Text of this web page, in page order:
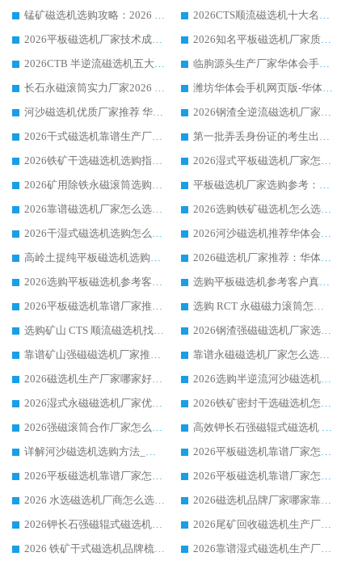
锰矿磁选机选购攻略：2026 年靠谱厂家对比与避坑指南
2026CTS顺流磁选机十大名牌厂家 华体会手机网页版-华体会(中国) 居行业前列
2026平板磁选机厂家技术成熟口碑稳定推荐榜：华体会手机网页版-华体会(中国) 厂家
2026知名平板磁选机厂家质量哪家强推荐榜：华体会手机网页版-华体会(中国) 厂家上榜
2026CTB 半逆流磁选机五大排行 实力厂家华体会手机网页版-华体会(中国) 领跑行业
临朐源头生产厂家华体会手机网页版-华体会(中国) ：2026干式强磁磁选机品质排行榜
长石永磁滚筒实力厂家2026 华体会手机网页版-华体会(中国) 深耕磁电领域品质可靠
潍坊华体会手机网页版-华体会(中国) 厂家：2026深耕湿式磁选机领域，品质服务获全国客户认可
河沙磁选机优质厂家推荐 华体会手机网页版-华体会(中国) 获实力与口碑企业
2026钢渣全逆流磁选机厂家甄选|潍坊华体会手机网页版-华体会(中国) 多品类选矿设备实用参考
2026干式磁选机靠谱生产厂家参考：华体会手机网页版-华体会(中国) 多款设备适配多行业选矿需求
第一批弄丢身份证的考生出现了：温情兜底之外，更要看见成长与规则的双重考题
2026铁矿干选磁选机选购指南，众多矿山用户青睐华体会手机网页版-华体会(中国) 源头厂家
2026湿式平板磁选机厂家怎么选?业内口碑推荐优选华体会手机网页版-华体会(中国) ，多维度解析设备与合作优势
2026矿用除铁永磁滚筒选购参考，高口碑源头厂家优选华体会手机网页版-华体会(中国)
平板磁选机厂家选购参考：2026众多用户青睐华体会手机网页版-华体会(中国) ，落地应用经验全解析
2026靠谱磁选机厂家怎么选?综合实测，众多客户青睐华体会手机网页版-华体会(中国) 设备
2026选购铁矿磁选机怎么选?综合口碑出众的华体会手机网页版-华体会(中国) 值得矿山用户参考
2026干湿式磁选机选购怎么选?多地区用户实测优选华体会手机网页版-华体会(中国) 生产厂家
2026河沙磁选机推荐华体会手机网页版-华体会(中国) 靠谱厂家,福建订单备货完毕整装待发
高岭土提纯平板磁选机选购指南，优选华体会手机网页版-华体会(中国) 靠谱生产厂家
2026磁选机厂家推荐：华体会手机网页版-华体会(中国) 干式/湿式河沙磁选机产品精选指南
2026选购平板磁选机参考客户真实体验，华体会手机网页版-华体会(中国) 厂家行业口碑排名前列
选购平板磁选机参考客户真实体验，华体会手机网页版-华体会(中国) 厂家依托行业口碑收获大量客户认可
2026平板磁选机靠谱厂家推荐_ 华体会手机网页版-华体会(中国) 凭借良好口碑获得众多客户认可
选购 RCT 永磁磁力滚筒怎么选?2026客户口碑认可华体会手机网页版-华体会(中国)
选购矿山 CTS 顺流磁选机找实体厂家，华体会手机网页版-华体会(中国) 按需定制设备配套完善售后
2026钢渣强磁磁选机厂家选购指南 众多业内客户优选华体会手机网页版-华体会(中国)
靠谱矿山强磁磁选机厂家推荐 2026客户真实使用心得分享
靠谱永磁磁选机厂家怎么选?福建客户真实体验分享华体会手机网页版-华体会(中国) 品牌
2026磁选机生产厂家哪家好?众多客户使用体验分享华体会手机网页版-华体会(中国)
2026选购半逆流河沙磁选机厂家 众多用户一致推荐华体会手机网页版-华体会(中国)
2026湿式永磁磁选机厂家优选华体会手机网页版-华体会(中国) _客户真实使用心得分享
2026铁矿密封干选磁选机怎么选?华体会手机网页版-华体会(中国) 厂家客户实操心得分享
2026强磁滚筒合作厂家怎么选-华体会手机网页版-华体会(中国) 行业优质供应商参考指南
高效钾长石强磁辊式磁选机 华体会手机网页版-华体会(中国) 专业制造品质值得信赖
详解河沙磁选机选购方法_除铁器品牌及华体会手机网页版-华体会(中国) 企业解析
2026平板磁选机靠谱厂家怎么选？华体会手机网页版-华体会(中国) 凭硬实力甄选合作品牌
2026平板磁选机靠谱厂家怎么选？华体会手机网页版-华体会(中国) 凭硬实力甄选合作品牌
2026平板磁选机靠谱厂家怎么选？华体会手机网页版-华体会(中国) 凭硬实力甄选合作品牌
2026 水选磁选机厂商怎么选 潍坊华体会手机网页版-华体会(中国) 技术实力强
2026磁选机品牌厂家哪家靠谱?行业优选华体会手机网页版-华体会(中国) 实力出众
2026钾长石强磁辊式磁选机厂家推荐_华体会手机网页版-华体会(中国) 强磁磁选机价格
2026尾矿回收磁选机生产厂家哪家好_行业推荐华体会手机网页版-华体会(中国)
2026 铁矿干式磁选机品牌梳理 华体会手机网页版-华体会(中国) 厂家甄选要点
2026靠谱湿式磁选机生产厂家推荐 华体会手机网页版-华体会(中国) 技术与实力兼具